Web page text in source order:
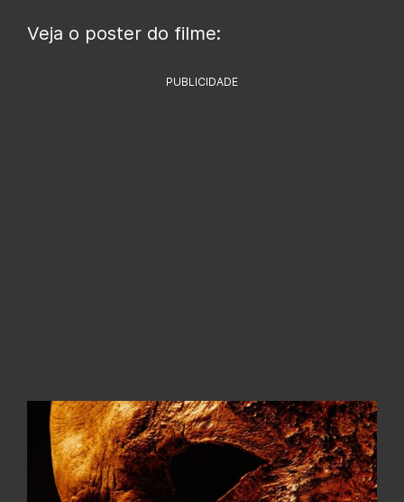
Veja o poster do filme:
PUBLICIDADE